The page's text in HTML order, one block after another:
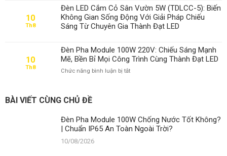
An
Toàn
Ngoài
Đèn
Pha
Module
100W
Kỹ
Thuật
Hướng
Tiết
10
Th8
Đèn LED Cắm Cỏ Sân Vườn 5W (TDLCC-5): Biến
Không Gian Sống Động Với Giải Pháp Chiếu
Sáng Từ Chuyên Gia Thành Đạt LED
10
Th8
Đèn Pha Module 100W 220V: Chiếu Sáng Mạnh
Mẽ, Bền Bỉ Mọi Công Trình Cùng Thành Đạt LED
Chức năng bình luận bị tắtở
Chiếu
Sáng
BÀI VIẾT CÙNG CHỦ ĐỀ
Đèn Pha Module 100W Chống Nước Tốt Không?
| Chuẩn IP65 An Toàn Ngoài Trời?
10/08/2026